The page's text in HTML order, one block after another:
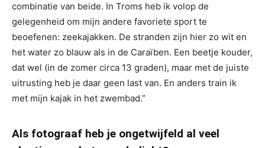
combinatie van beide. In Troms heb ik volop de
gelegenheid om mijn andere favoriete sport te
beoefenen: zeekajakken. De stranden zijn hier zo wit en
het water zo blauw als in de Caraïben. Een beetje kouder,
dat wel (in de zomer circa 13 graden), maar met de juiste
uitrusting heb je daar geen last van. En anders train ik
met mijn kajak in het zwembad.”
Als fotograaf heb je ongetwijfeld al veel